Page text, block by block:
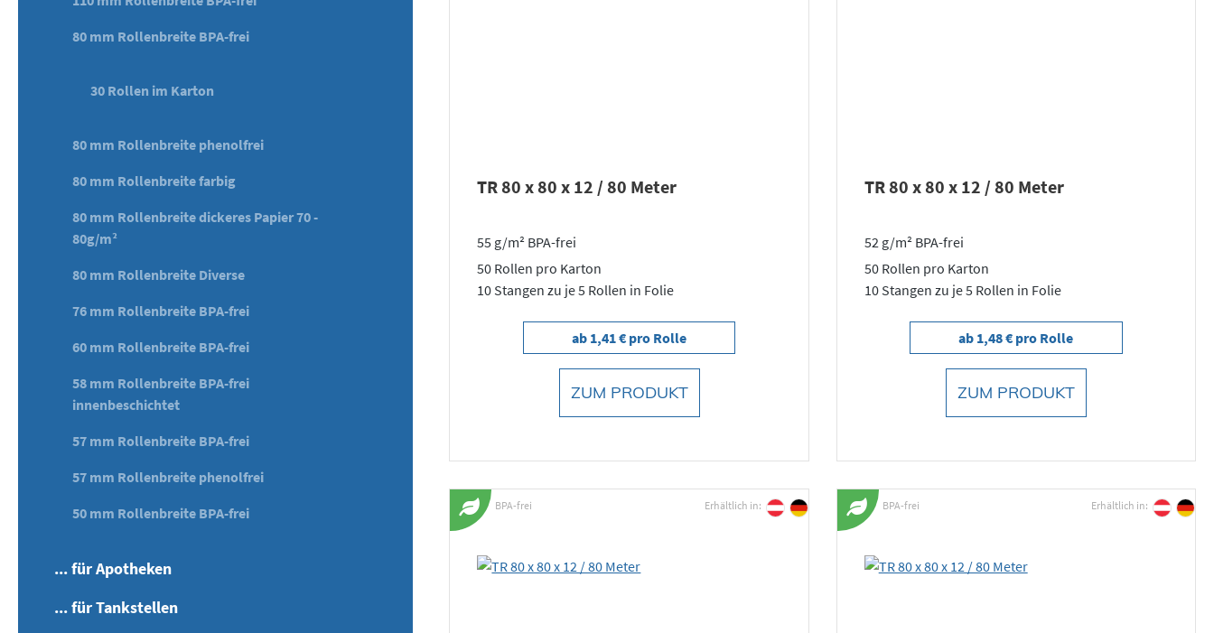
80 mm Rollenbreite BPA-frei
30 Rollen im Karton
80 mm Rollenbreite phenolfrei
80 mm Rollenbreite farbig
80 mm Rollenbreite dickeres Papier 70 -
80g/m²
80 mm Rollenbreite Diverse
76 mm Rollenbreite BPA-frei
60 mm Rollenbreite BPA-frei
58 mm Rollenbreite BPA-frei
innenbeschichtet
57 mm Rollenbreite BPA-frei
57 mm Rollenbreite phenolfrei
50 mm Rollenbreite BPA-frei
... für Apotheken
... für Tankstellen
TR 80 x 80 x 12 / 80 Meter
55 g/m² BPA-frei
50 Rollen pro Karton
10 Stangen zu je 5 Rollen in Folie
ab 1,41 € pro Rolle
ZUM PRODUKT
TR 80 x 80 x 12 / 80 Meter
52 g/m² BPA-frei
50 Rollen pro Karton
10 Stangen zu je 5 Rollen in Folie
ab 1,48 € pro Rolle
ZUM PRODUKT
BPA-frei Erhältlich in: BPA-frei Erhältlich in: